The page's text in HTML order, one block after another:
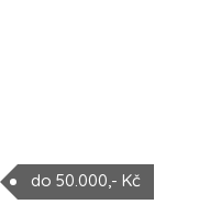
do 50.000,- Kč